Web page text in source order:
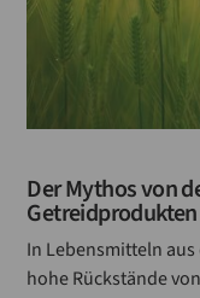
Der Mythos von
Getreidprodukten
In Lebensmitteln
hohe Rückstände